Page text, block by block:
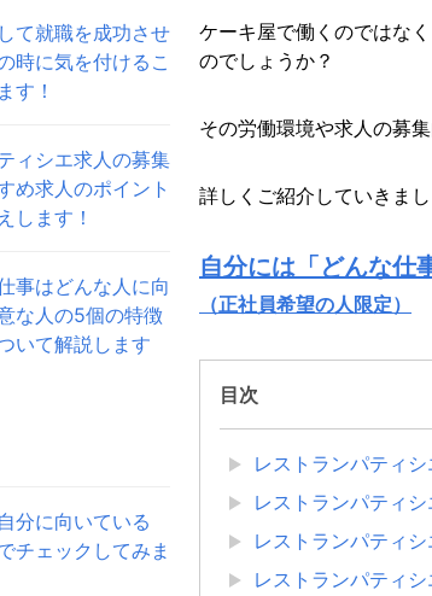
て就職を成功させ
時に気を付けるこ
す！
ィシエ求人の募集
め求人のポイント
します！
事はどんな人に向
な人の5個の特徴
いて解説します
分に向いている
チェックしてみま
ケーキ屋で働くのではな
のでしょうか？
その労働環境や求人の募
詳しくご紹介していきまし
自分には「どんな仕
（正社員希望の人限定）
目次
レストランパティ
レストランパティ
レストランパティ
レストランパティ